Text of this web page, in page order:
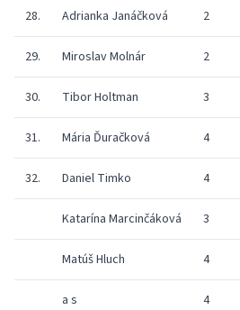
28. Adrianka Janáčková 2
29. Miroslav Molnár 2
30. Tibor Holtman 3
31. Mária Ďuračková 4
32. Daniel Timko 4
Katarína Marcinčáková 3
Matúš Hluch 4
a s 4